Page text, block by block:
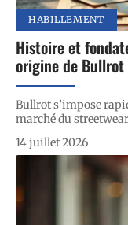
HABILLEMENT
Histoire et
origine de Bullrot
Bullrot s’impose
marché du
14 juillet 2026